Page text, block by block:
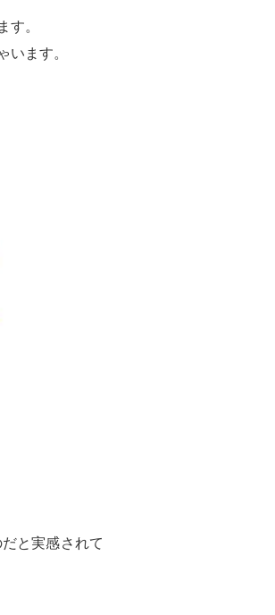
す。
います。
と実感されて